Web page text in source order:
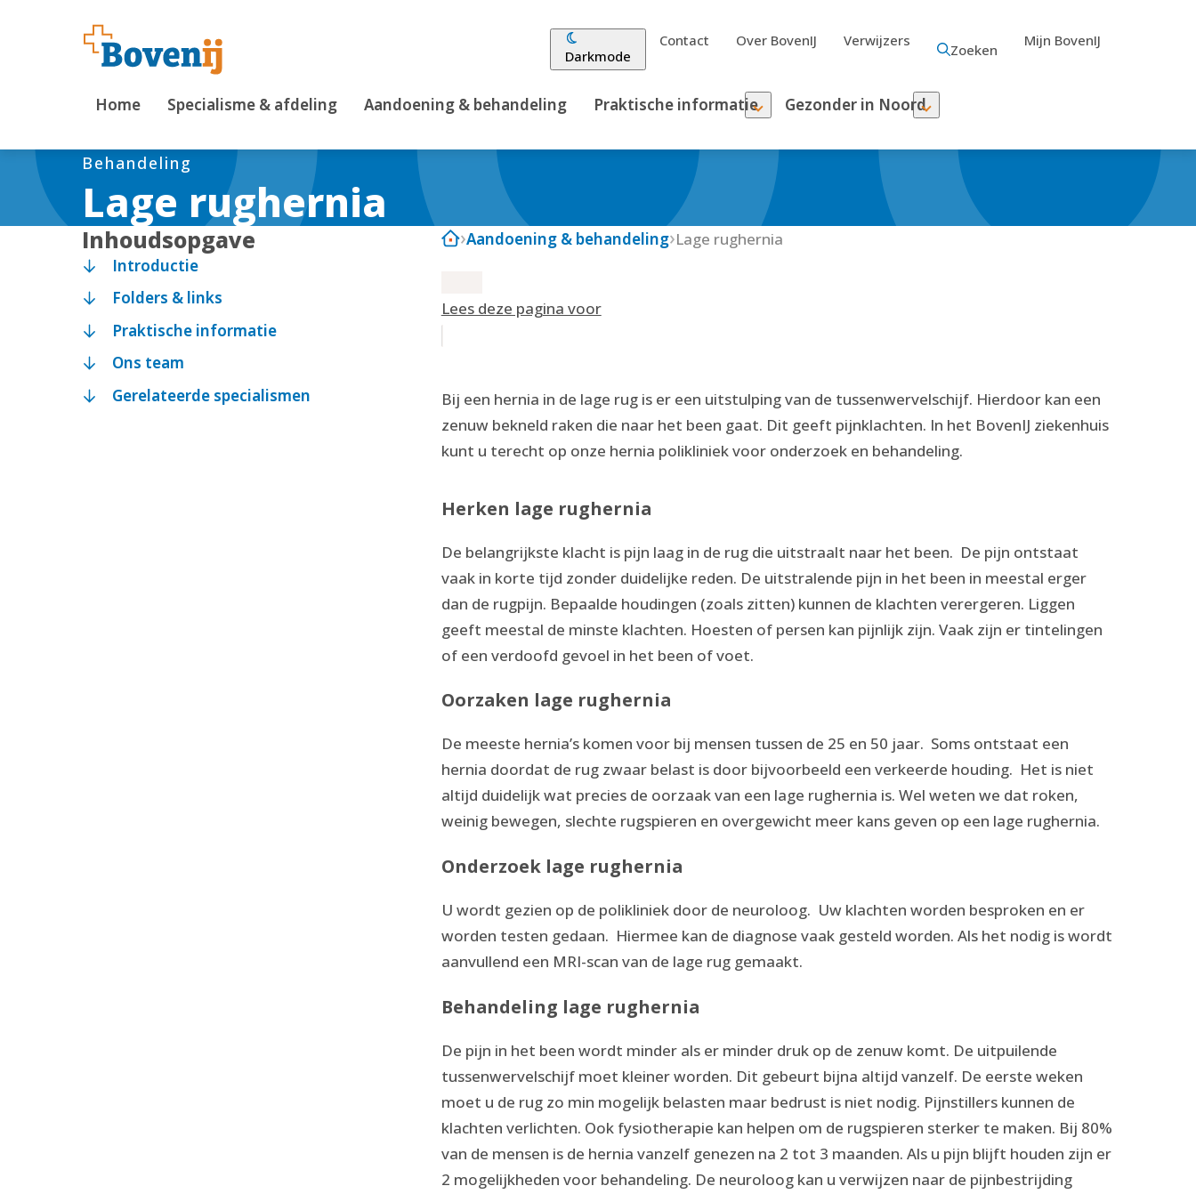
Darkmode
Contact Over BovenIJ Verwijzers
Zoeken
Mijn BovenIJ
Home Specialisme & afdeling Aandoening & behandeling Praktische informatie Gezonder in Noord
Lage rughernia
Behandeling
Inhoudsopgave
Introductie
Folders & links
Praktische informatie
Ons team
Gerelateerde specialismen
Aandoening & behandeling Lage rughernia
Lees deze pagina voor
Bij een hernia in de lage rug is er een uitstulping van de tussenwervelschijf. Hierdoor kan een
zenuw bekneld raken die naar het been gaat. Dit geeft pijnklachten. In het BovenIJ ziekenhuis
kunt u terecht op onze hernia polikliniek voor onderzoek en behandeling.
Herken lage rughernia
De belangrijkste klacht is pijn laag in de rug die uitstraalt naar het been. De pijn ontstaat
vaak in korte tijd zonder duidelijke reden. De uitstralende pijn in het been in meestal erger
dan de rugpijn. Bepaalde houdingen (zoals zitten) kunnen de klachten verergeren. Liggen
geeft meestal de minste klachten. Hoesten of persen kan pijnlijk zijn. Vaak zijn er tintelingen
of een verdoofd gevoel in het been of voet.
Oorzaken lage rughernia
De meeste hernia’s komen voor bij mensen tussen de 25 en 50 jaar. Soms ontstaat een
hernia doordat de rug zwaar belast is door bijvoorbeeld een verkeerde houding. Het is niet
altijd duidelijk wat precies de oorzaak van een lage rughernia is. Wel weten we dat roken,
weinig bewegen, slechte rugspieren en overgewicht meer kans geven op een lage rughernia.
Onderzoek lage rughernia
U wordt gezien op de polikliniek door de neuroloog. Uw klachten worden besproken en er
worden testen gedaan. Hiermee kan de diagnose vaak gesteld worden. Als het nodig is wordt
aanvullend een MRI-scan van de lage rug gemaakt.
Behandeling lage rughernia
De pijn in het been wordt minder als er minder druk op de zenuw komt. De uitpuilende
tussenwervelschijf moet kleiner worden. Dit gebeurt bijna altijd vanzelf. De eerste weken
moet u de rug zo min mogelijk belasten maar bedrust is niet nodig. Pijnstillers kunnen de
klachten verlichten. Ook fysiotherapie kan helpen om de rugspieren sterker te maken. Bij 80%
van de mensen is de hernia vanzelf genezen na 2 tot 3 maanden. Als u pijn blijft houden zijn er
2 mogelijkheden voor behandeling. De neuroloog kan u verwijzen naar de pijnbestrijding